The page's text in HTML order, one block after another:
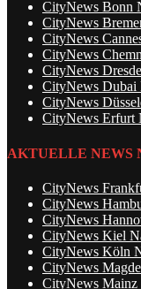
CityNews Bonn
CityNews
CityNews
CityNews
CityNews
CityNews Dubai
CityNews
CityNews Erfurt
AKTUELLE NEWS
CityNews
CityNews
CityNews
CityNews Kiel
CityNews Köln
CityNews
CityNews Mainz